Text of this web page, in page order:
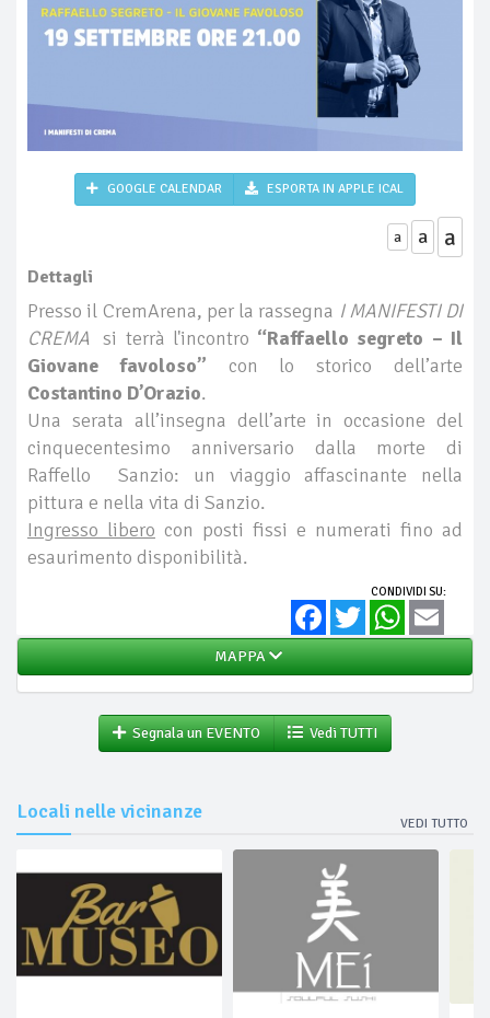
GOOGLE CALENDAR ESPORTA IN APPLE ICAL
a a a
Dettagli
Presso il CremArena, per la rassegna I MANIFESTI DI
CREMA si terrà l'incontro “Raffaello segreto – Il
Giovane favoloso” con lo storico dell’arte
Costantino D’Orazio.
Una serata all’insegna dell’arte in occasione del
cinquecentesimo anniversario dalla morte di
Raffello Sanzio: un viaggio affascinante nella
pittura e nella vita di Sanzio.
Ingresso libero con posti fissi e numerati fino ad
esaurimento disponibilità.
CONDIVIDI SU:
FacebookTwitter WhatsApp
MAPPA
Segnala un EVENTO Vedi TUTTI
Locali nelle vicinanze
VEDI TUTTO